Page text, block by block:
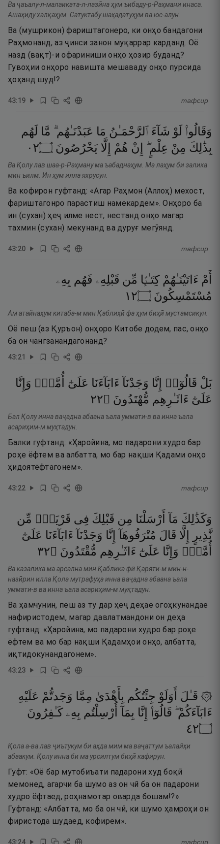
Ва ҷаъалу-л-малаиката-л-лазӣна ҳум ъибаду-р-Раҳмани инаса.
Ашаҳиду халқаҳум. Сатуктабу шаҳадатуҳум ва юс-алун.
Ва (мушрикон) фариштагонеро, ки онҳо бандагони
Раҳмонанд, аз ҷинси занон муқаррар карданд. Оё
назд (вақт)-и офариниши онҳо ҳозир буданд?
Гувоҳии онҳоро навишта мешаваду онҳо пурсида
ҳоҳанд шуд!?
43:19 тафсир
وَقَالُوا۟ لَوْ شَآءَ ٱلرَّحْمَـٰنُ مَا عَبَدْنَـٰهُم ۗ مَّا لَهُم
بِذَٰلِكَ مِنْ عِلْمٍ ۖ إِنْ هُمْ إِلَّا يَخْرُصُونَ ۝٢٠
Ва Қолу лав шаа-р-Раҳману ма ъабаднаҳум. Ма лаҳум би залика
мин ъилм. Ин ҳум илла яхрусун.
Ва кофирон гуфтанд: «Агар Раҳмон (Аллоҳ) мехост,
фариштагонро парастиш намекардем». Онҳоро ба
ин (сухан) ҳеҷ илме нест, нестанд онҳо магар
тахмин (сухан) мекунанд ва дуруғ мегӯянд.
43:20 тафсир
أَمْ ءَاتَيْنَـٰهُمْ كِتَـٰبًۭا مِّن قَبْلِهِۦ فَهُم بِهِۦ
مُسْتَمْسِكُونَ ۝٢١
Ам атайнаҳум китаба-м мин Қаблиҳӣ фа ҳум биҳӣ мустамсикун.
Оё пеш (аз Қуръон) онҳоро Китобе додем, пас, онҳо
ба он чангзанандагонанд?
43:21
بَلْ قَالُوٓا۟ إِنَّا وَجَدْنَآ ءَابَآءَنَا عَلَىٰٓ أُمَّةٍۢ وَإِنَّا
عَلَىٰٓ ءَاثَـٰرِهِم مُّهْتَدُونَ ۝٢٢
Бал Қолу инна ваҷадна абаана ъала уммати-в ва инна ъала
асариҳим-м муҳтадун.
Балки гуфтанд: «Ҳаройина, мо падарони худро бар
роҳе ёфтем ва албатта, мо бар нақши Қадами онҳо
ҳидоятёфтагонем».
43:22 тафсир
وَكَذَٰلِكَ مَآ أَرْسَلْنَا مِن قَبْلِكَ فِى قَرْيَةٍۢ مِّن
نَّذِيرٍ
إِلَّا قَالَ مُتْرَفُوهَآ إِنَّا وَجَدْنَآ ءَابَآءَنَا عَلَىٰٓ
أُمَّةٍۢ وَإِنَّا عَلَىٰٓ ءَاثَـٰرِهِم مُّقْتَدُونَ ۝٢٣
Ва казалика ма арсална мин Қаблика фӣ Қаряти-м мин-н-
назӣрин илла Қола мутрафуҳа инна ваҷадна абаана ъала
уммати-в ва инна ъала асариҳим-м муқтадун.
Ва ҳамчунин, пеш аз ту дар ҳеҷ деҳае огоҳкунандае
нафиристодем, магар давлатмандони он деҳа
гуфтанд: «Ҳаройина, мо падарони худро бар роҳе
ёфтем ва мо бар нақши Қадамҳои онҳо, албатта,
иқтидокунандагонем».
43:23
۞ قَـٰلَ أَوَلَوْ جِئْتُكُم بِأَهْدَىٰ مِمَّا وَجَدتُّمْ عَلَيْهِ
ءَابَآءَكُمْ ۖ قَالُوٓا۟ إِنَّا بِمَآ أُرْسِلْتُم بِهِۦ كَـٰفِرُونَ
۝٢٤
Қола а-ва лав ҷиътукум би аҳда мим ма ваҷаттум ъалайҳи
абаакум. Қолу инна би ма урсилтум биҳӣ кафирун.
Гуфт: «Оё бар мутобиъати падарони худ боқӣ
мемонед, агарчи ба шумо аз он чӣ ба он падарони
худро ёфтаед, роҳнамотар оварда бошам!?».
Гуфтанд: «Албатта, мо ба он чӣ, ки шумо ҳамроҳи он
фиристода шудаед, кофирем».
43:24 тафсир